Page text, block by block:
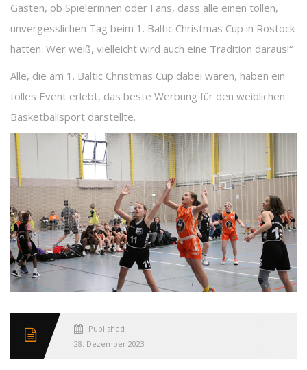
Gästen, ob Spielerinnen oder Fans, dass alle einen tollen,
unvergesslichen Tag beim 1. Baltic Christmas Cup in Rostock
hatten. Wer weiß, vielleicht wird auch eine Tradition daraus!“
Alle, die am 1. Baltic Christmas Cup dabei waren, haben ein
tolles Event erlebt, das beste Werbung für den weiblichen
Basketballsport darstellte.
Published
28. Dezember 2023